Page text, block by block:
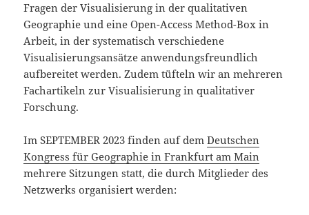
Fragen der Visualisierung in der qualitativen
Geographie und eine Open-Access Method-Box in
Arbeit, in der systematisch verschiedene
Visualisierungsansätze anwendungsfreundlich
aufbereitet werden. Zudem tüfteln wir an mehreren
Fachartikeln zur Visualisierung in qualitativer
Forschung.
Im SEPTEMBER 2023 finden auf demDeutschen
Kongress für Geographie in Frankfurt am Main
mehrere Sitzungen statt, die durch Mitglieder des
Netzwerks organisiert werden: